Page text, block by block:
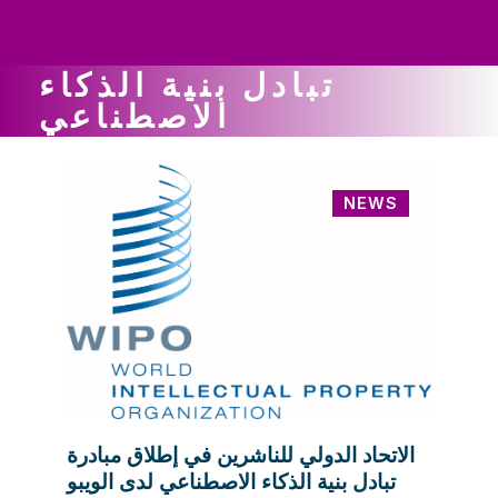
تبادل بنية الذكاء
الاصطناعي
NEWS
الاتحاد الدولي للناشرين في إطلاق مبادرة
تبادل بنية الذكاء الاصطناعي لدى الويبو